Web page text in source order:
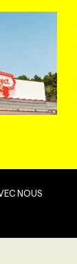
NOUS